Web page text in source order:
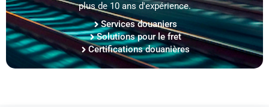
plus de 10 ans d'expérience.
Services douaniers
Solutions pour le fret
Certifications douanières